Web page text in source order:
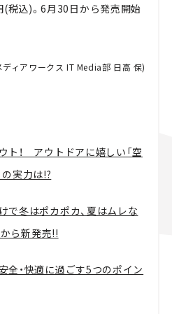
税込)。6月30日から発売開始
ィアワークス IT Media部 日高 保)
ト！ アウトドアに嬉しい「空
実力は!?
で冬はポカポカ、夏はムレな
ら新発売!!
全・快適に過ごす5つのポイン